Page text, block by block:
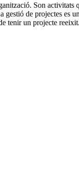
Son
de projectes es
tenir un projecte reeixit.